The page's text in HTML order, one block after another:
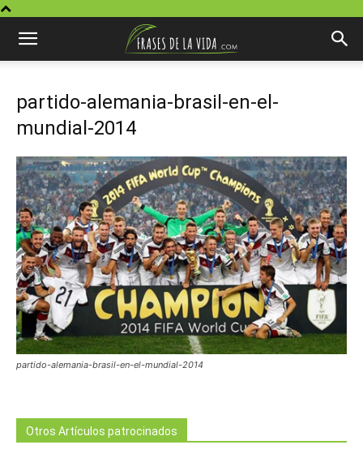
partido-alemania-brasil-en-el-
mundial-2014
partido-alemania-brasil-en-el-mundial-2014
Otros Artículos patrocinados